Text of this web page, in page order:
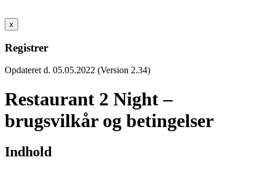
x
Registrer
Opdateret d. 05.05.2022 (Version 2.34)
Restaurant 2 Night –
brugsvilkår og betingelser
Indhold